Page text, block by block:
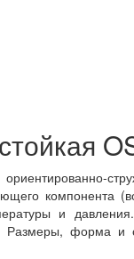
компонента
и
Размеры, форма и